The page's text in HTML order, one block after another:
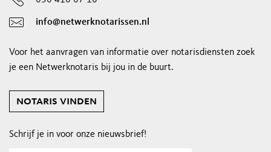
info@netwerknotarissen.nl
Voor het aanvragen van informatie over notarisdiensten zoek
je een Netwerknotaris bij jou in de buurt.
notaris vinden
Schrijf je in voor onze nieuwsbrief!